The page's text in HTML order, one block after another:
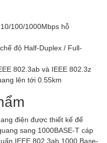
100/1000Mbps hỗ
độ Half-Duplex / Full-
802.3ab và IEEE 802.3z
lên tới 0.55km
điện được thiết kế để
sang 1000BASE-T cáp
IEEE 802.3ab 1000 Base-